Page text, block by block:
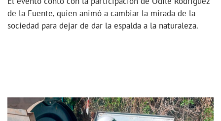
de la Fuente, quien animó a cambiar la mirada de la
sociedad para dejar de dar la espalda a la naturaleza.